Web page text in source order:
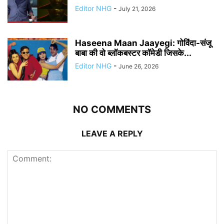
Editor NHG - July 21, 2026
Haseena Maan Jaayegi: गोविंदा-संजू
बाबा की वो ब्लॉकबस्टर कॉमेडी जिसके...
Editor NHG - June 26, 2026
NO COMMENTS
LEAVE A REPLY